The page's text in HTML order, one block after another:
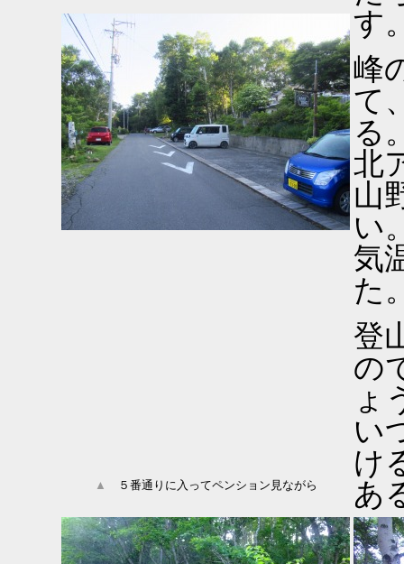
す
峰
て
る
北
山
い
気
た
登
の
ょ
い
け
あ
▲ ５番通りに入ってペンション見ながら